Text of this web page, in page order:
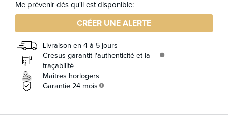
Me prévenir dès qu'il est disponible:
CRÉER UNE ALERTE
Livraison en 4 à 5 jours
Cresus garantit l'authenticité et la
traçabilité
info
Maîtres horlogers
Garantie 24 mois info